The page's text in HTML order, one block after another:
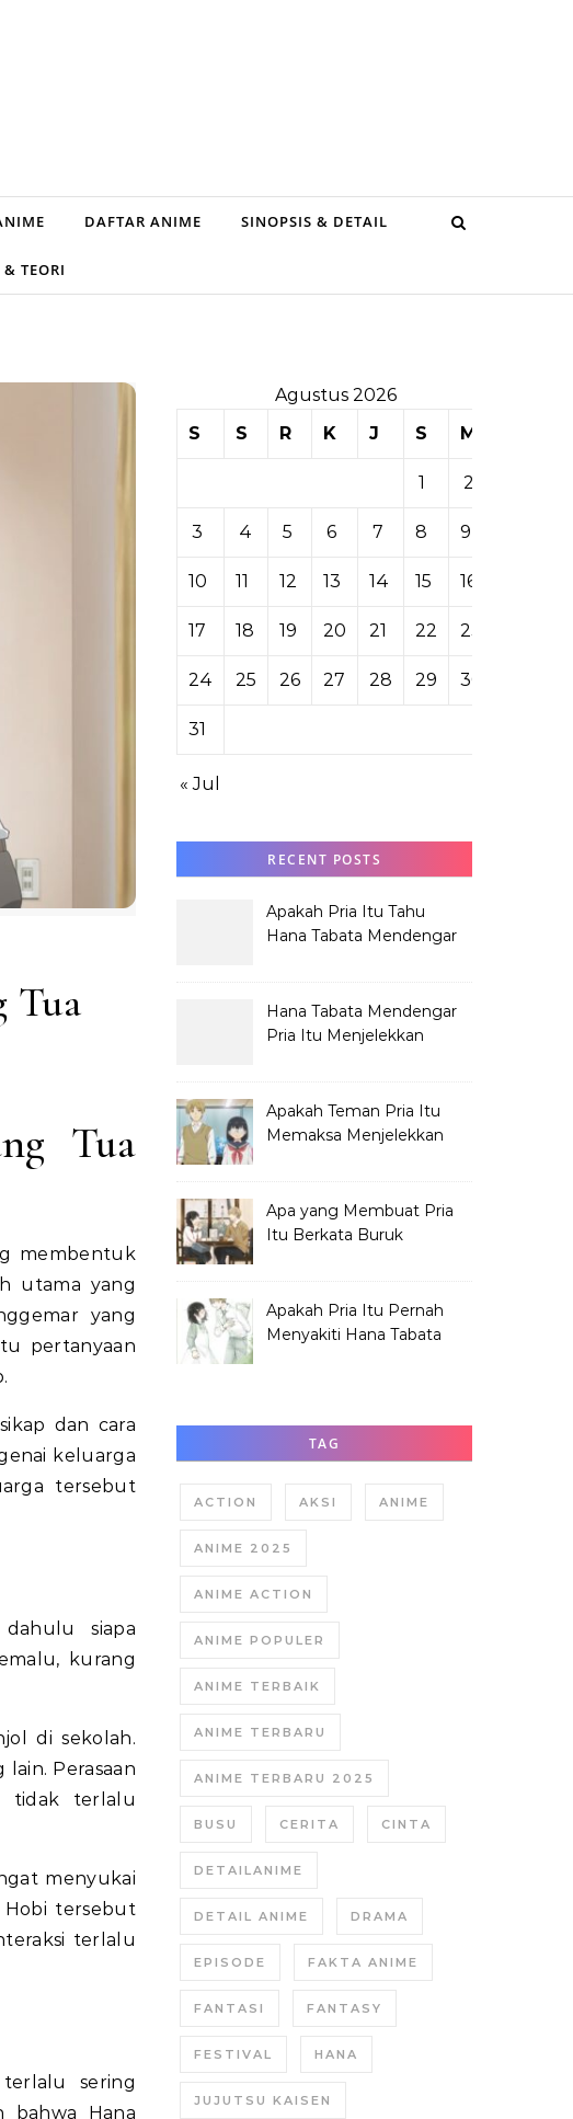
DAFTAR ANIME SINOPSIS & DETAIL
TEORI
Tua
Tua
membentuk
utama yang
yang
pertanyaan
dan cara
keluarga
tersebut
siapa
kurang
di sekolah.
Perasaan
tidak terlalu
menyukai
tersebut
terlalu
sering
bahwa Hana
Agustus 2026
S
S R K J S M
1 2
3 4 5 6 7 8 9
10 11 12 13 14 15 16
17 18 19 20 21 22 23
24 25 26 27 28 29 30
31
« Jul
RECENT POSTS
Apakah Pria Itu Tahu
Hana Tabata Mendengar
Hana Tabata Mendengar
Pria Itu Menjelekkan
Apakah Teman Pria Itu
Memaksa Menjelekkan
Apa yang Membuat Pria
Itu Berkata Buruk
Apakah Pria Itu Pernah
Menyakiti Hana Tabata
TAG
ACTION AKSI ANIME
ANIME 2025
ANIME ACTION
ANIME POPULER
ANIME TERBAIK
ANIME TERBARU
ANIME TERBARU 2025
BUSU CERITA CINTA
DETAILANIME
DETAIL ANIME DRAMA
EPISODE FAKTA ANIME
FANTASI FANTASY
FESTIVAL HANA
JUJUTSU KAISEN